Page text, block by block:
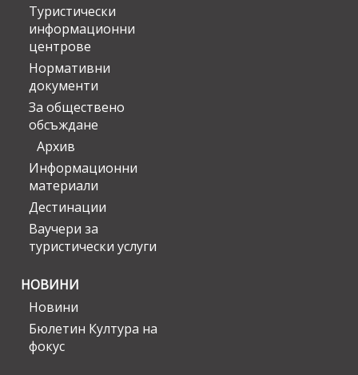
Туристически
информационни
центрове
Нормативни
документи
За обществено
обсъждане
Архив
Информационни
материали
Дестинации
Ваучери за
туристически услуги
НОВИНИ
Новини
Бюлетин Култура на
фокус